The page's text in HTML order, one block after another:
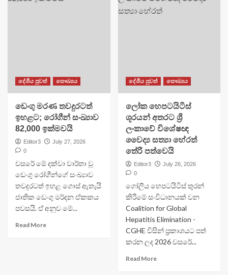
දේශීය පුවත් සෞඛ්‍යය
ඩෙංගු මරණ තවදුරටත්
ඉහළට; රෝගීන් සංඛ්‍යාව
82,000 ඉක්මවයි
Editor3
July 27, 2026
0
වසරේ මේ දක්වා වාර්තා වූ
ඩෙංගු රෝගීන්ගේ සංඛ්‍යාව
තවදුරටත් ඉහළ ගොස් ඇතැයි
ජාතික ඩෙංගු මර්දන ඒකකය
පවසයි. ඒ අනුව මේ...
Read More
දේශීය පුවත් සෞඛ්‍යය
​ලෝක හෙපටයිටිස්
ශූරයන් අතරට ශ්‍රී
ලංකාවේ විශේෂඥ
වෛද්‍ය සත්‍යා හේරත්
තේරී පත්වෙයි
Editor3
July 26, 2026
0
ගෝලීය හෙපටයිටිස් තුරන්
කිරීමේ සංවිධානයක් වන
Coalition for Global
Hepatitis Elimination -
CGHE විසින් ප්‍රකාශයට පත්
කරන ලද 2026 වසරේ...
Read More